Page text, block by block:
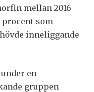
mellan 2016
procent som
inneliggande
en
gruppen